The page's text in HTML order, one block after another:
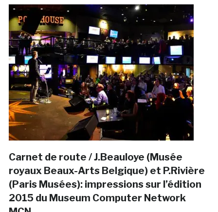
Carnet de route / J.Beauloye (Musée
royaux Beaux-Arts Belgique) et P.Rivière
(Paris Musées): impressions sur l’édition
2015 du Museum Computer Network